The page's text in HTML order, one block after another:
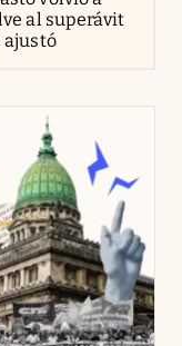
al superávit
ajustó